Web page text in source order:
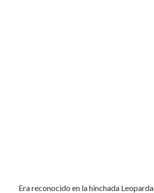
Era reconocido en la hinchada Leoparda